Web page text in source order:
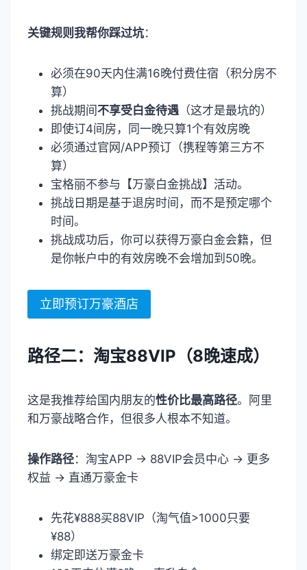
关键规则我帮你踩过坑：
必须在90天内住满16晚付费住宿（积分房不
算）
挑战期间不享受白金待遇 （这才是最坑的）
即使订4间房，同一晚只算1个有效房晚
必须通过官网/APP预订（携程等第三方不
算）
宝格丽不参与【万豪白金挑战】活动。
挑战日期是基于退房时间，而不是预定哪个
时间。
挑战成功后，你可以获得万豪白金会籍，但
是你帐户中的有效房晚不会增加到50晚。
立即预订万豪酒店
路径二：淘宝88VIP（8晚速成）
这是我推荐给国内朋友的性价比最高路径。阿里
和万豪战略合作，但很多人根本不知道。
操作路径：淘宝APP → 88VIP会员中心 → 更多
权益 → 直通万豪金卡
先花¥888买88VIP（淘气值>1000只要
¥88）
绑定即送万豪金卡